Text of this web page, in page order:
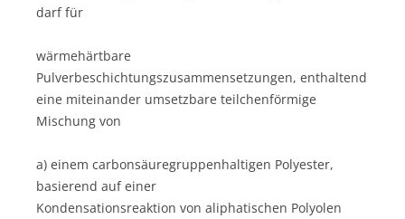
darf für
wärmehärtbare
Pulverbeschichtungszusammensetzungen, enthaltend
eine miteinander umsetzbare teilchenförmige
Mischung von
a) einem carbonsäuregruppenhaltigen Polyester,
basierend auf einer
Kondensationsreaktion von aliphatischen Polyolen